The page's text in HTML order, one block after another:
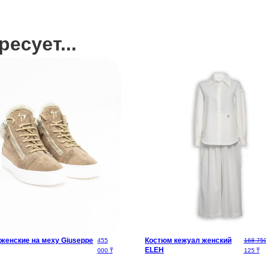
521 875 ₸.
₸.
на меху Giuseppe
455
000 ₸
Костюм кежуал женский
ELEH
168
125 ₸